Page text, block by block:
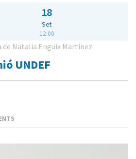
18
Set
12:00
de Natalia Enguix Martinez
UNDEF